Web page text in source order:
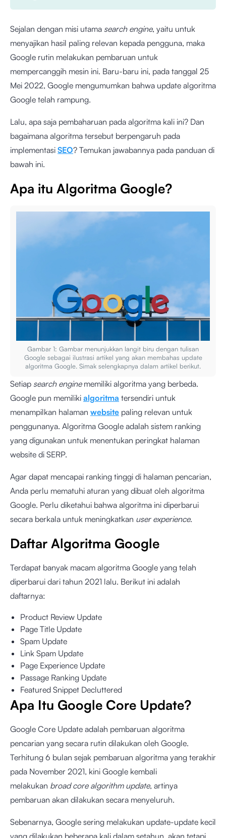
Sejalan dengan misi utama search engine, yaitu untuk
menyajikan hasil paling relevan kepada pengguna, maka
Google rutin melakukan pembaruan untuk
mempercanggih mesin ini. Baru-baru ini, pada tanggal 25
Mei 2022, Google mengumumkan bahwa update algoritma
Google telah rampung.
Lalu, apa saja pembaharuan pada algoritma kali ini? Dan
bagaimana algoritma tersebut berpengaruh pada
implementasi SEO? Temukan jawabannya pada panduan di
bawah ini.
Apa itu Algoritma Google?
Gambar 1: Gambar menunjukkan langit biru dengan tulisan
Google sebagai ilustrasi artikel yang akan membahas update
algoritma Google. Simak selengkapnya dalam artikel berikut.
Setiap search enginememiliki algoritma yang berbeda.
Google pun memiliki algoritma tersendiri untuk
menampilkan halaman website paling relevan untuk
penggunanya. Algoritma Google adalah sistem ranking
yang digunakan untuk menentukan peringkat halaman
website di SERP.
Agar dapat mencapai ranking tinggi di halaman pencarian,
Anda perlu mematuhi aturan yang dibuat oleh algoritma
Google. Perlu diketahui bahwa algoritma ini diperbarui
secara berkala untuk meningkatkan user experience.
Daftar Algoritma Google
Terdapat banyak macam algoritma Google yang telah
diperbarui dari tahun 2021 lalu. Berikut ini adalah
daftarnya:
Product Review Update
Page Title Update
Spam Update
Link Spam Update
Page Experience Update
Passage Ranking Update
Featured Snippet Decluttered
Apa Itu Google Core Update?
Google Core Update adalah pembaruan algoritma
pencarian yang secara rutin dilakukan oleh Google.
Terhitung 6 bulan sejak pembaruan algoritma yang terakhir
pada November 2021, kini Google kembali
melakukan broad core algorithm update, artinya
pembaruan akan dilakukan secara menyeluruh.
Sebenarnya, Google sering melakukan update-update kecil
yang dilakukan beberapa kali dalam setahun, akan tetapi